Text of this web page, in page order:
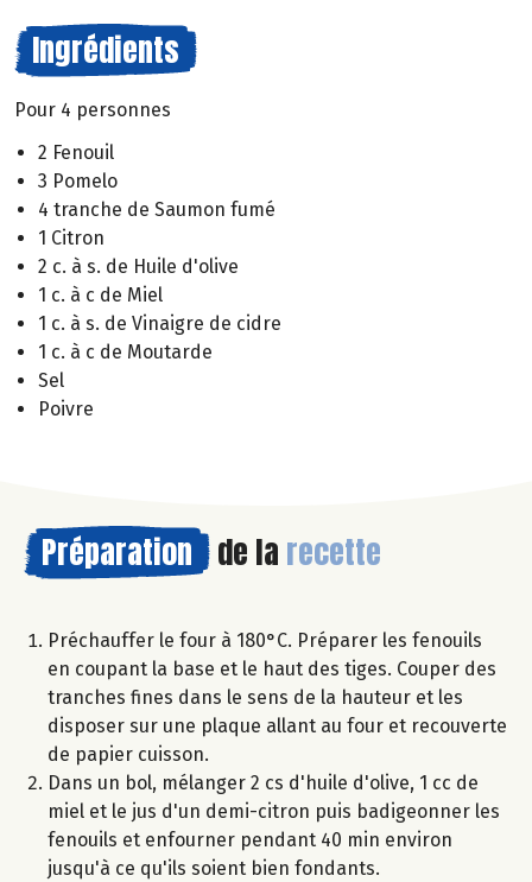
Ingrédients
Pour 4 personnes
2 Fenouil
3 Pomelo
4 tranche de Saumon fumé
1 Citron
2 c. à s. de Huile d'olive
1 c. à c de Miel
1 c. à s. de Vinaigre de cidre
1 c. à c de Moutarde
Sel
Poivre
Préparation de la recette
Préchauffer le four à 180°C. Préparer les fenouils
en coupant la base et le haut des tiges. Couper des
tranches fines dans le sens de la hauteur et les
disposer sur une plaque allant au four et recouverte
de papier cuisson.
Dans un bol, mélanger 2 cs d'huile d'olive, 1 cc de
miel et le jus d'un demi-citron puis badigeonner les
fenouils et enfourner pendant 40 min environ
jusqu'à ce qu'ils soient bien fondants.